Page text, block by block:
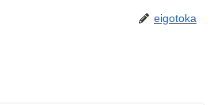
eigotoka